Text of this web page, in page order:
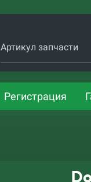
Артикул запчасти
Регистрация